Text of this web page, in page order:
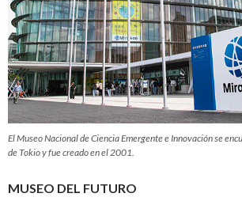
El Museo Nacional de Ciencia Emergente e Innovación se
de Tokio y fue creado en el 2001.
MUSEO DEL FUTURO